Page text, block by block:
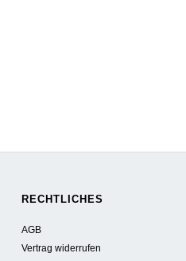
RECHTLICHES
AGB
Vertrag widerrufen